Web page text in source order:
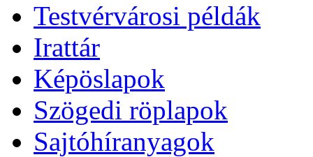
Testvérvárosi példák
Irattár
Képöslapok
Szögedi röplapok
Sajtóhíranyagok